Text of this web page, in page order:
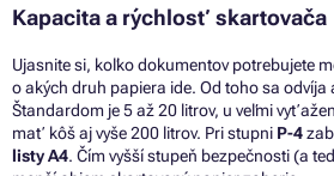
Kapacitaa rýchlosť skartovača
Ujasnite si, koľko dokumentov potrebujete
o akých druh papiera ide. Od tohosa odvíja
Štandardom je5až20 litrov, u veľmi
mať kôšajvyše 200 litrov. Pristupni P-4
listy A4. Čím vyšší stupeň bezpečnosti (a